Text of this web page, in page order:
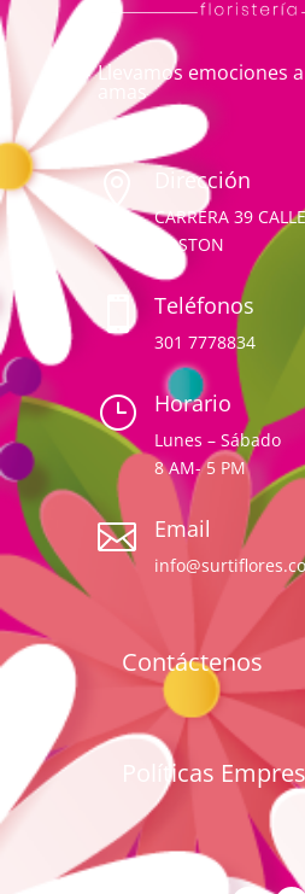
Llevamos emociones
amas
 Dirección
CARRERA 39
BOSTON
 Teléfonos
301 7778834
} Horario
Lunes – Sábado
8 AM- 5 PM
 Email
Contáctenos
Políticas